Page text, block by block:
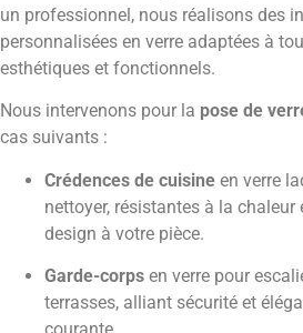
un professionnel, nous réalisons des
personnalisées en verre adaptées à
esthétiques et fonctionnels.
Nous intervenons pour la pose de
cas suivants :
Crédences de cuisine en verre
nettoyer, résistantes à la
design à votre pièce.
Garde-corps en verre pour
terrasses, alliant sécurité et